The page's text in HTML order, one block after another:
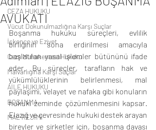
CEZA HUKUKU
Vücut Dokunulmazlığına Karşı Suçlar
İşkence ve Eziyet
Ceza Muhakemesi Hukuku
Malvarlığına Karşı Suçlar
AİLE HUKUKU
BOŞANMA
MAL REJİMİ
AVUKATI
Boşanma hukuku süreçleri, evlilik
birliğinin sona erdirilmesi amacıyla
başlatılan yasal işlemler bütününü ifade
eder. Bu süreçler, tarafların hak ve
yükümlülüklerinin belirlenmesi, mal
paylaşımı, velayet ve nafaka gibi konuların
hukuki zeminde çözümlenmesini kapsar.
Elazığ ve çevresinde hukuki destek arayan
bireyler ve şirketler için, boşanma davası